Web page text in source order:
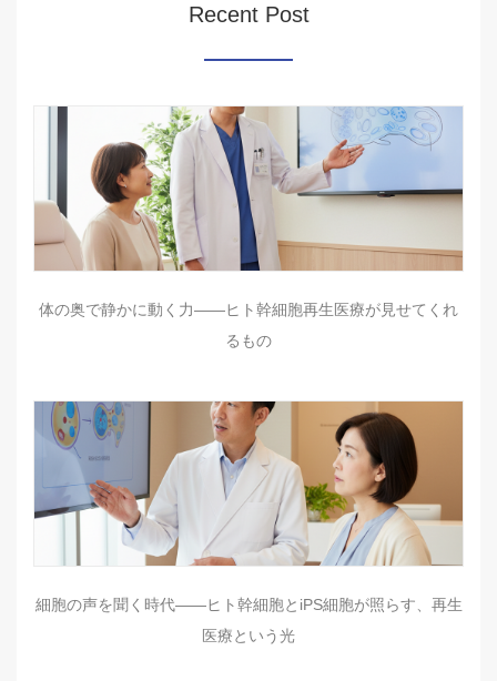
Recent Post
体の奥で静かに動く力――ヒト幹細胞再生医療が見せてくれ
るもの
細胞の声を聞く時代——ヒト幹細胞とiPS細胞が照らす、再生
医療という光